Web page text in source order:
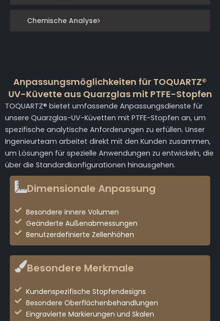
Chemische Analyse
Anpassungsmöglichkeiten für TOQUARTZ®
UV-Küvette aus Quarzglas mit PTFE-Stopfen
TOQUARTZ® bietet umfassende Anpassungsdienste für
unsere Quarzglas-UV-Küvetten mit PTFE-Stopfen an, um
spezifische analytische Anforderungen zu erfüllen. Unser
Ingenieurteam arbeitet direkt mit den Kunden zusammen,
um Lösungen für spezielle Anwendungen zu entwickeln, die
über die Standardkonfigurationen hinausgehen.
Dimensionale Anpassung
Besondere innere Volumen
Geänderte Außenabmessungen
Benutzerdefinierte Zellenhöhen
Besondere Merkmale
Kundenspezifische Stopfendesigns
Besondere Oberflächenbehandlungen
Eingravierte Markierungen und Skalen